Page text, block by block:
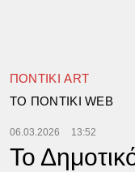
ΠΟΝΤΙΚΙ ART
TΟ ΠΟΝΤΙΚΙ WEB
06.03.2026 13:52
Το